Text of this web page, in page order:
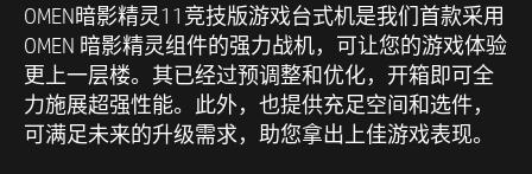
OMEN暗影精灵11竞技版游戏台式机是我们首款采用
OMEN 暗影精灵组件的强力战机，可让您的游戏体验
更上一层楼。其已经过预调整和优化，开箱即可全
力施展超强性能。此外，也提供充足空间和选件，
可满足未来的升级需求，助您拿出上佳游戏表现。